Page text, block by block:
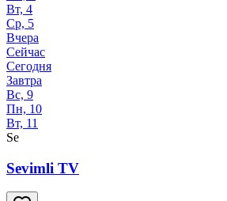
Вт, 4
Ср, 5
Вчера
Сейчас
Сегодня
Завтра
Вс, 9
Пн, 10
Вт, 11
Se
Sevimli TV